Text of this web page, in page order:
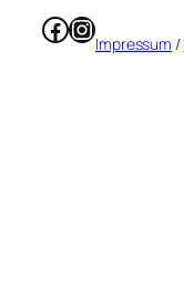
Facebook
Instagram
Impressum /